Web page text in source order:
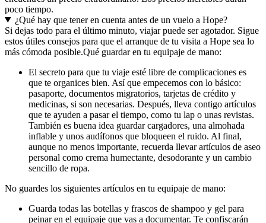
poco tiempo.
¿Qué hay que tener en cuenta antes de un vuelo a Hope?
Si dejas todo para el último minuto, viajar puede ser agotador. Sigue
estos útiles consejos para que el arranque de tu visita a Hope sea lo
más cómoda posible.Qué guardar en tu equipaje de mano:
El secreto para que tu viaje esté libre de complicaciones es
que te organices bien. Así que empecemos con lo básico:
pasaporte, documentos migratorios, tarjetas de crédito y
medicinas, si son necesarias. Después, lleva contigo artículos
que te ayuden a pasar el tiempo, como tu lap o unas revistas.
También es buena idea guardar cargadores, una almohada
inflable y unos audífonos que bloqueen el ruido. Al final,
aunque no menos importante, recuerda llevar artículos de aseo
personal como crema humectante, desodorante y un cambio
sencillo de ropa.
No guardes los siguientes artículos en tu equipaje de mano:
Guarda todas las botellas y frascos de shampoo y gel para
peinar en el equipaje que vas a documentar. Te confiscarán